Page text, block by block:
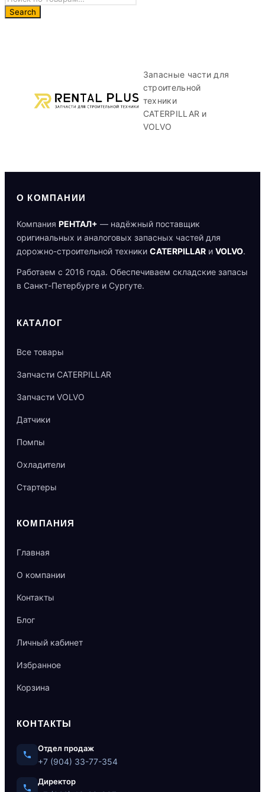
Запасные части для
строительной
техники
CATERPILLAR и
VOLVO
О КОМПАНИИ
Компания РЕНТАЛ+ — надёжный поставщик
оригинальных и аналоговых запасных частей для
дорожно-строительной техники CATERPILLAR и VOLVO.
Работаем с 2016 года. Обеспечиваем складские запасы
в Санкт-Петербурге и Сургуте.
КАТАЛОГ
Все товары
Запчасти CATERPILLAR
Запчасти VOLVO
Датчики
Помпы
Охладители
Стартеры
КОМПАНИЯ
Главная
О компании
Контакты
Блог
Личный кабинет
Избранное
Корзина
КОНТАКТЫ
Отдел продаж
+7 (904) 33-77-354
Директор